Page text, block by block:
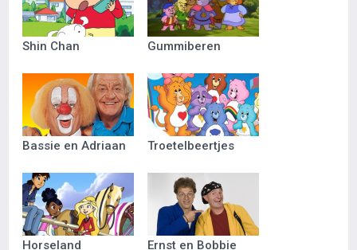
Shin Chan Gummiberen
Bassie en Adriaan Troetelbeertjes
Horseland Ernst en Bobbie